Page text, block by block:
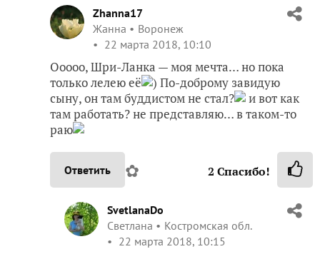
Zhanna17
Жанна
Воронеж
22 марта 2018, 10:10
Ооооо, Шри-Ланка — моя мечта… но пока
только лелею её
) По-доброму завидую
сыну, он там буддистом не стал?
и вот как
там работать? не представляю… в таком-то
раю
Ответить ✿ 2 Спасибо!
SvetlanaDo
Светлана
Костромская обл.
22 марта 2018, 10:15